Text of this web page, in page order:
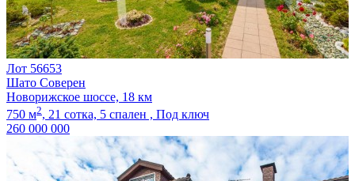
Лот 56653
Шато Соверен
Новорижское шоссе, 18 км
750 м2, 21 сотка, 5 спален , Под ключ
260 000 000